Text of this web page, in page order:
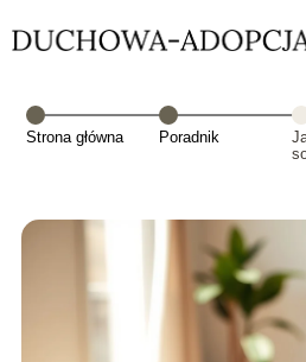
Strona główna Poradnik